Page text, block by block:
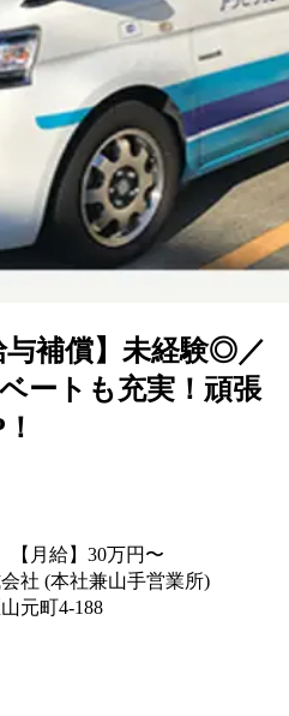
与補償】未経験◎／
ートも充実！頑張
【月給】30万円〜
社 (本社兼山手営業所)
元町4-188